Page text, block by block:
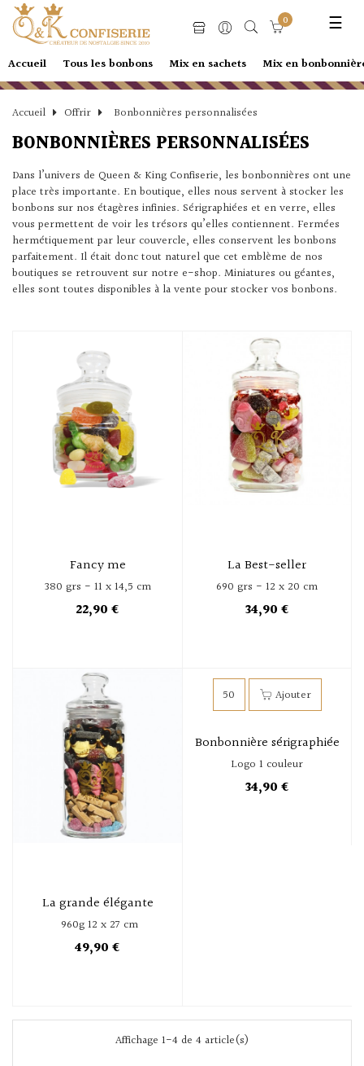
☰
0
Accueil Tous les bonbons Mix en sachets Mix en
Accueil Offrir Bonbonnières personnalisées
BONBONNIÈRES PERSONNALISÉES
Dans l’univers de Queen & King Confiserie, les bonbonnières ont une
place très importante. En boutique, elles nous servent à stocker les
bonbons sur nos étagères infinies. Sérigraphiées et en verre, elles
vous permettent de voir les trésors qu’elles contiennent. Fermées
hermétiquement par leur couvercle, elles conservent les bonbons
parfaitement. Il était donc tout naturel que cet emblème de nos
boutiques se retrouvent sur notre e-shop. Miniatures ou géantes,
elles sont toutes disponibles à la vente pour stocker vos bonbons.
Fancy me
380 grs - 11 x 14,5 cm
22,90 €
La Best-seller
690 grs - 12 x 20 cm
34,90 €
La grande élégante
960g 12 x 27 cm
49,90 €
Bonbonnière sérigraphiée
Logo 1 couleur
34,90 €
Affichage 1-4 de 4 article(s)